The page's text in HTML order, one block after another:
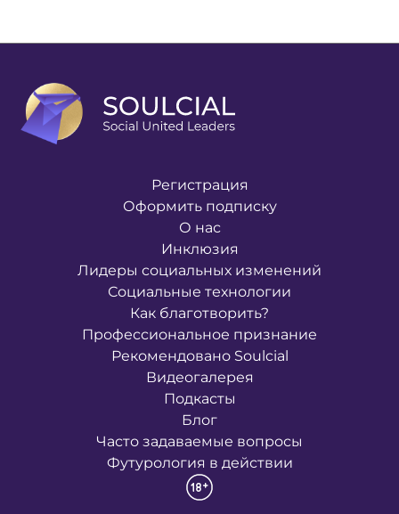
Регистрация
Оформить подписку
О нас
Инклюзия
Лидеры социальных изменений
Социальные технологии
Как благотворить?
Профессиональное признание
Рекомендовано Soulcial
Видеогалерея
Подкасты
Блог
Часто задаваемые вопросы
Футурология в действии